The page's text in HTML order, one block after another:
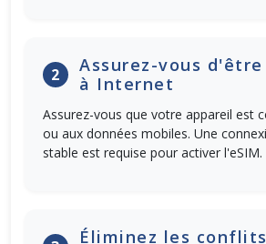
2
Assurez-vous
à Internet
Assurez-vous que votre appareil est
ou aux données mobiles. Une
stable est requise pour activer l'eSIM.
Éliminez les